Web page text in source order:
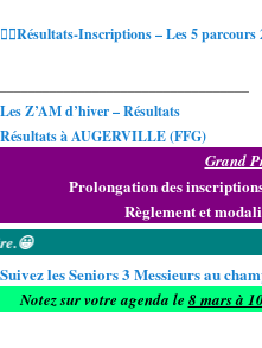
🏌️‍♂️Résultats-Inscriptions – Les 5 parcours
Les Z’AM d’hiver – Résultats
Résultats à AUGERVILLE (FFG)
Grand
Prolongation des
Règlement et
Suivez les Seniors 3 Messieurs au
Notez sur votre agenda le 8 mars à